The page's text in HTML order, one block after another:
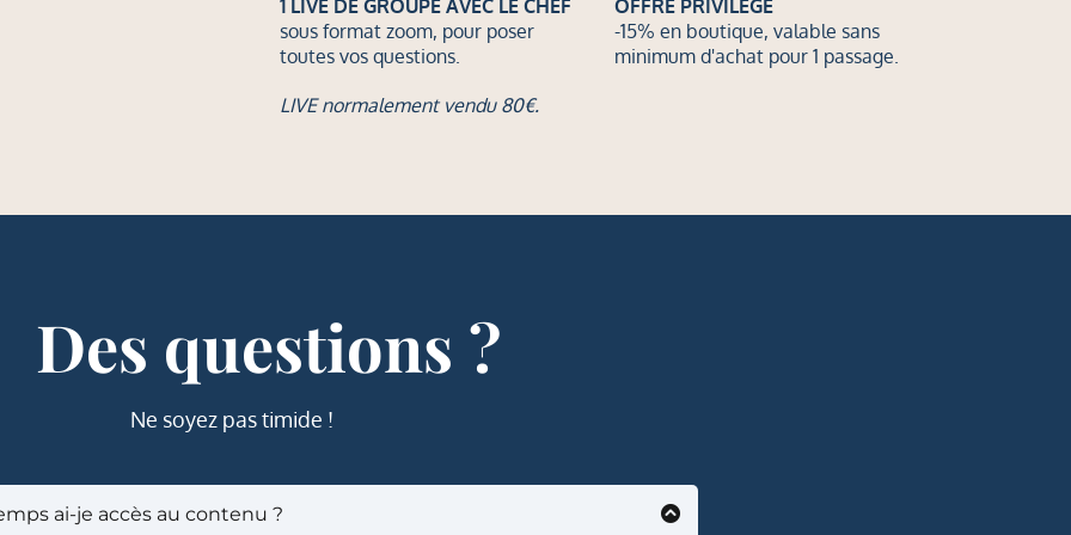
1 LIVE DE GROUPE AVEC LE CHEF
sous format zoom, pour poser
toutes vos questions.
LIVE normalement vendu 80€.
OFFRE PRIVILÈGE
-15% en boutique, valable sans
minimum d'achat pour 1 passage.
Des questions ?
Ne soyez pas timide !
ai-je accès au contenu ?